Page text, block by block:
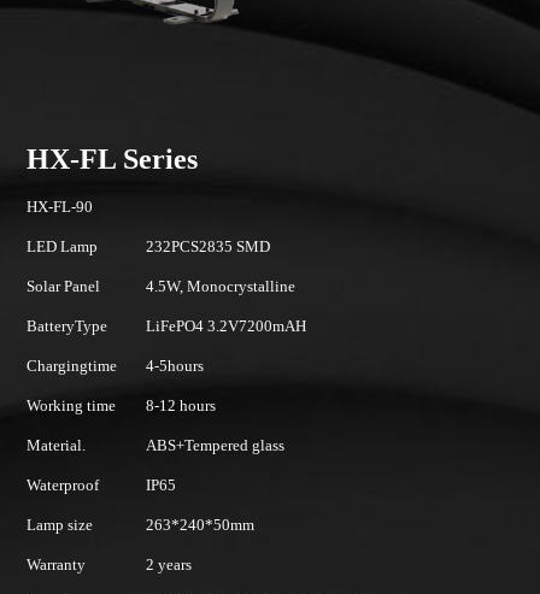
HX-FL Series
HX-FL-90
LED Lamp 232PCS2835 SMD
Solar Panel 4.5W, Monocrystalline
BatteryType LiFePO4 3.2V7200mAH
Chargingtime 4-5hours
Working time 8-12 hours
Material. ABS+Tempered glass
Waterproof IP65
Lamp size 263*240*50mm
Warranty 2 years